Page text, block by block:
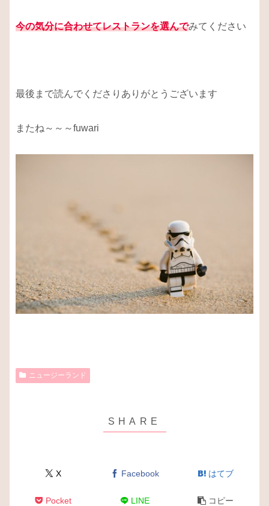
今の気分に合わせてレストランを選んでみてください
最後まで読んでくださりありがとうございます
またね～～～fuwari
ニュージーランド
X Facebook はてブ
Pocket LINE コピー